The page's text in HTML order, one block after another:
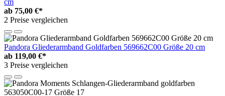
ab 75,00 €*
2 Preise vergleichen
Pandora Gliederarmband Goldfarben 569662C00 Größe 20 cm
ab 119,00 €*
3 Preise vergleichen